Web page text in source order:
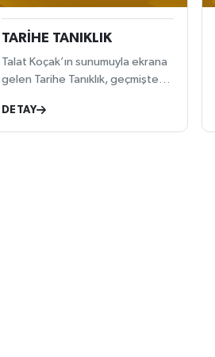
TARİHE TANIKLIK
Talat Koçak’ın sunumuyla ekrana
gelen Tarihe Tanıklık, geçmişten
önemli dönüm noktalarını ve
tarihi şahsiyetleri izleyiciyle
DETAY